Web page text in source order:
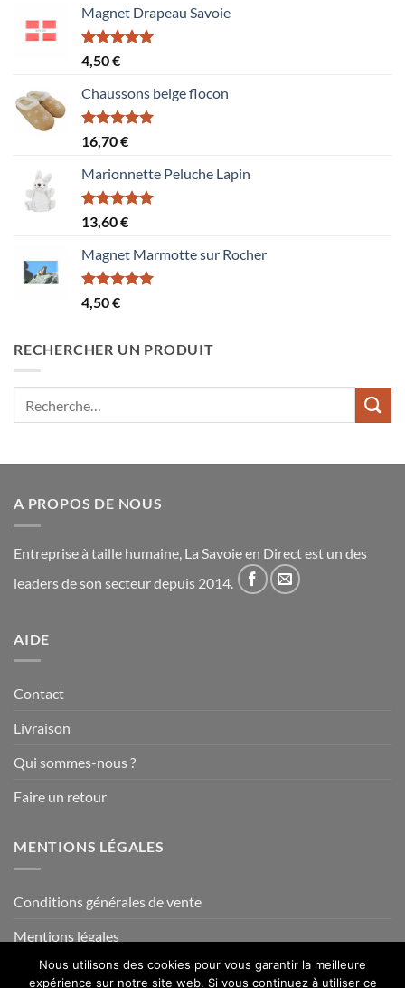
Magnet Drapeau Savoie
Note5.00
sur 5
4,50€
Chaussons beige flocon
Note5.00
sur 5
16,70€
Marionnette Peluche Lapin
Note5.00
sur 5
13,60€
Magnet Marmotte sur Rocher
Note5.00
sur 5
4,50€
RECHERCHER UN PRODUIT
A PROPOS DE NOUS
Entreprise à taille humaine, La Savoie en Direct est un des
leaders de son secteur depuis 2014.
AIDE
Contact
Livraison
Qui sommes-nous ?
Faire un retour
MENTIONS LÉGALES
Conditions générales de vente
Mentions légales
Nous utilisons des cookies pour vous garantir la meilleure
expérience sur notre site web. Si vous continuez à utiliser ce